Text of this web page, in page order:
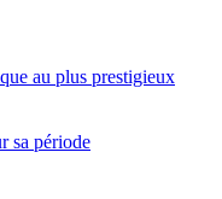
au plus prestigieux
sa période